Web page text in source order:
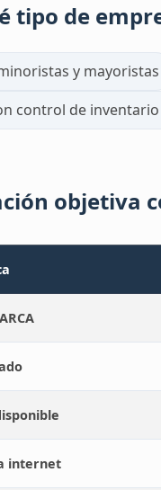
tipo de
y mayoristas
control de inventario
objetiva
internet